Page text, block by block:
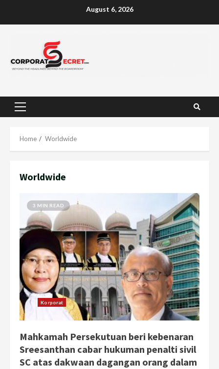
August 6, 2026
Primary
Home Worldwide
Worldwide
3 MIN READ
Korporat
Mahkamah Persekutuan beri kebenaran
Sreesanthan cabar hukuman penalti sivil
SC atas dakwaan dagangan orang dalam